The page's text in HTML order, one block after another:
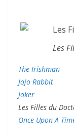
Les
The Irishman
Jojo Rabbit
Joker
Les Filles du
Once Upon A